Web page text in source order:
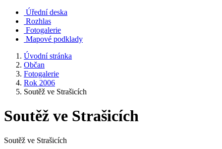
Úřední deska
Rozhlas
Fotogalerie
Mapové podklady
Úvodní stránka
Občan
Fotogalerie
Rok 2006
Soutěž ve Strašicích
Soutěž ve Strašicích
Soutěž ve Strašicích